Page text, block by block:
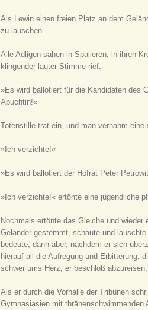
Als Lewin einen freien Platz an dem
zu lauschen.
Alle Adligen sahen in Spalieren, in ihren
klingender lauter Stimme rief:
»Es wird ballotiert für die Kandidaten des
Apuchtin!«
Totenstille trat ein, und man vernahm
»Ich verzichte!«
»Es wird ballotiert der Hofrat Peter
»Ich verzichte!« ertönte eine jugendliche
Nochmals ertönte das Gleiche und
Geländer gestemmt, schaute und
bedeute; dann aber, nachdem er sich
hierauf all die Aufregung und Erbitterung,
schwer ums Herz; er beschloß
Als er durch die Vorhalle der Tribünen
Gymnasiasien mit thränenschwimmenden